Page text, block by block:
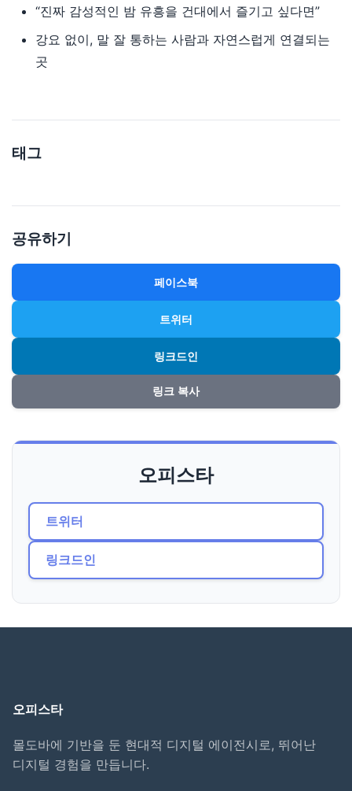
“진짜 감성적인 밤 유흥을 건대에서 즐기고 싶다면”
강요 없이, 말 잘 통하는 사람과 자연스럽게 연결되는
곳
태그
공유하기
페이스북
트위터
링크드인
링크 복사
오피스타
트위터
링크드인
오피스타
몰도바에 기반을 둔 현대적 디지털 에이전시로, 뛰어난
디지털 경험을 만듭니다.